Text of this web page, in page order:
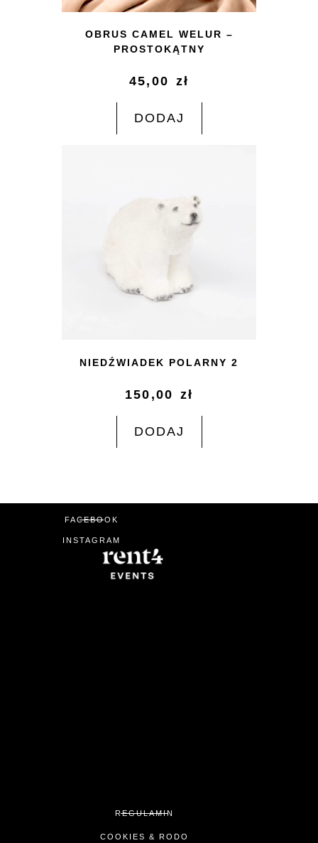
OBRUS CAMEL WELUR –
PROSTOKĄTNY
45,00 zł
DODAJ
NIEDŹWIADEK POLARNY 2
150,00 zł
DODAJ
FACEBOOK
INSTAGRAM
REGULAMIN
COOKIES & RODO